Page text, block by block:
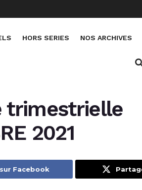
HORS SERIES NOS ARCHIVES
trimestrielle
2021
Facebook